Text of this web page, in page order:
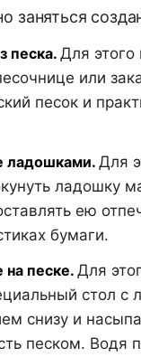
заняться
песка.Для
или
песок и
ладошками.Для
ладошку
ею
бумаги.
на песке.Для
стол с
снизу и
песком. Водя